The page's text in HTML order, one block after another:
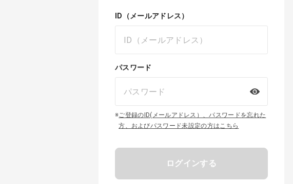
ID（メールアドレス）
パスワード
※ご登録のID(メールアドレス）、パスワードを忘れた
方、およびパスワード未設定の方はこちら
ログインする